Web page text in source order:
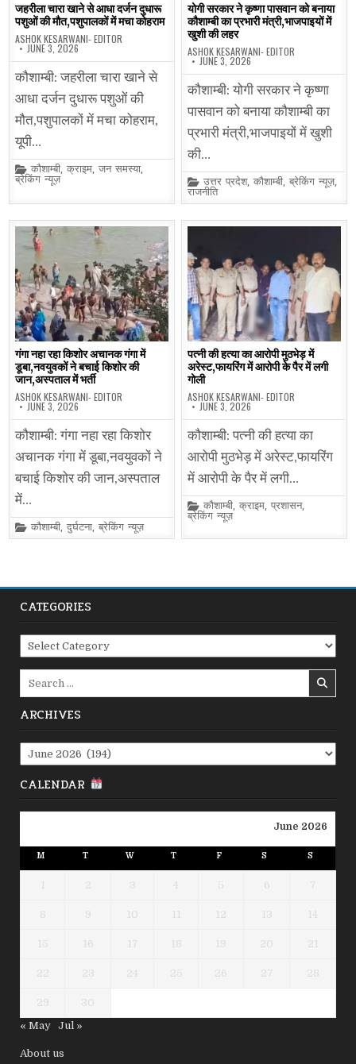
जहरीला चारा खाने से आधा दर्जन दुधारू
पशुओं की मौत,पशुपालकों में मचा कोहराम
ASHOK KESARWANI- EDITOR
JUNE 3, 2026
कौशाम्बी: जहरीला चारा खाने से
आधा दर्जन दुधारू पशुओं की
मौत,पशुपालकों में मचा कोहराम,
यूपी…
Posted
in
कौशाम्बी,क्राइम,जन समस्या,
ब्रेकिंग न्यूज़
योगी सरकार ने कृष्णा पासवान को बनाया
कौशाम्बी का प्रभारी मंत्री,भाजपाइयों में
खुशी की लहर
ASHOK KESARWANI- EDITOR
JUNE 3, 2026
कौशाम्बी: योगी सरकार ने कृष्णा
पासवान को बनाया कौशाम्बी का
प्रभारी मंत्री,भाजपाइयों में खुशी
की…
Posted
in
उत्तर प्रदेश,कौशाम्बी,ब्रेकिंग न्यूज़,
राजनीति
गंगा नहा रहा किशोर अचानक गंगा में
डूबा,नवयुवकों ने बचाई किशोर की
जान,अस्पताल में भर्ती
ASHOK KESARWANI- EDITOR
JUNE 3, 2026
कौशाम्बी: गंगा नहा रहा किशोर
अचानक गंगा में डूबा,नवयुवकों ने
बचाई किशोर की जान,अस्पताल
में…
Posted
in
कौशाम्बी,दुर्घटना,ब्रेकिंग न्यूज़
पत्नी की हत्या का आरोपी मुठभेड़ में
अरेस्ट,फायरिंग में आरोपी के पैर में लगी
गोली
ASHOK KESARWANI- EDITOR
JUNE 3, 2026
कौशाम्बी: पत्नी की हत्या का
आरोपी मुठभेड़ में अरेस्ट,फायरिंग
में आरोपी के पैर में लगी…
Posted
in
कौशाम्बी,क्राइम,प्रशासन,
ब्रेकिंग न्यूज़
CATEGORIES
Categories
ARCHIVES
Archives
CALENDAR
June 2026
M T W T F S S
1 2 3 4 5 6 7
8 9 10 11 12 13 14
15 16 17 18 19 20 21
22 23 24 25 26 27 28
29
30
« May
Jul »
About us